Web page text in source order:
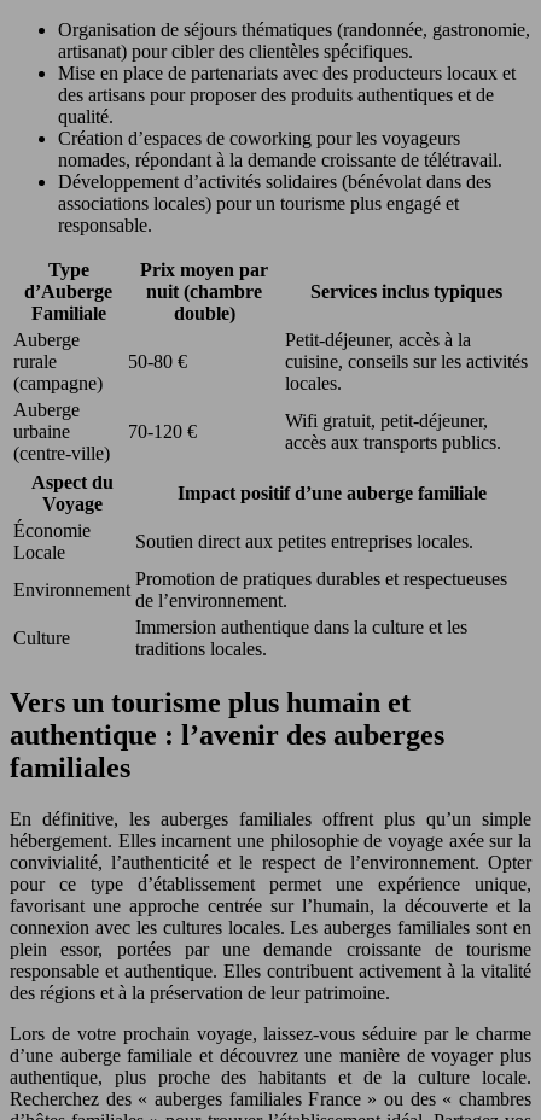
Organisation de séjours thématiques (randonnée, gastronomie,
artisanat) pour cibler des clientèles spécifiques.
Mise en place de partenariats avec des producteurs locaux et
des artisans pour proposer des produits authentiques et de
qualité.
Création d’espaces de coworking pour les voyageurs
nomades, répondant à la demande croissante de télétravail.
Développement d’activités solidaires (bénévolat dans des
associations locales) pour un tourisme plus engagé et
responsable.
Type
d’Auberge
Familiale
Prix moyen par
nuit (chambre
double)
Services inclus typiques
Auberge
rurale
(campagne)
50-80 €
Petit-déjeuner, accès à la
cuisine, conseils sur les activités
locales.
Auberge
urbaine
(centre-ville)
70-120 €
Wifi gratuit, petit-déjeuner,
accès aux transports publics.
Aspect du
Voyage
Impact positif d’une auberge familiale
Économie
Locale
Soutien direct aux petites entreprises locales.
Environnement
Promotion de pratiques durables et respectueuses
de l’environnement.
Culture
Immersion authentique dans la culture et les
traditions locales.
Vers un tourisme plus humain et
authentique : l’avenir des auberges
familiales
En définitive, les auberges familiales offrent plus qu’un simple
hébergement. Elles incarnent une philosophie de voyage axée sur la
convivialité, l’authenticité et le respect de l’environnement. Opter
pour ce type d’établissement permet une expérience unique,
favorisant une approche centrée sur l’humain, la découverte et la
connexion avec les cultures locales. Les auberges familiales sont en
plein essor, portées par une demande croissante de tourisme
responsable et authentique. Elles contribuent activement à la vitalité
des régions et à la préservation de leur patrimoine.
Lors de votre prochain voyage, laissez-vous séduire par le charme
d’une auberge familiale et découvrez une manière de voyager plus
authentique, plus proche des habitants et de la culture locale.
Recherchez des « auberges familiales France » ou des « chambres